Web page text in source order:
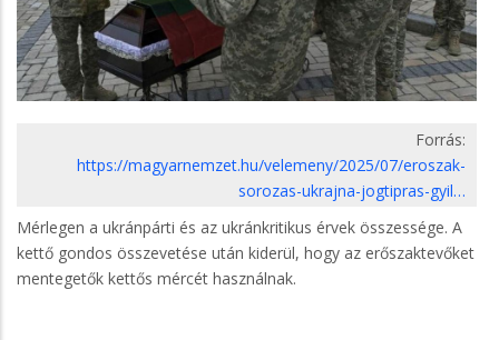
Forrás:
https://magyarnemzet.hu/velemeny/2025/07/eroszak-
sorozas-ukrajna-jogtipras-gyil…
Mérlegen a ukránpárti és az ukránkritikus érvek összessége. A
kettő gondos összevetése után kiderül, hogy az erőszaktevőket
mentegetők kettős mércét használnak.